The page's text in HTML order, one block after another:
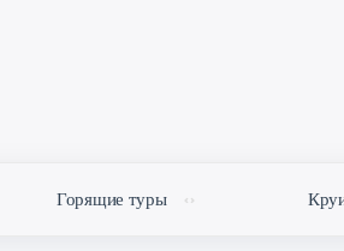
Горящие туры